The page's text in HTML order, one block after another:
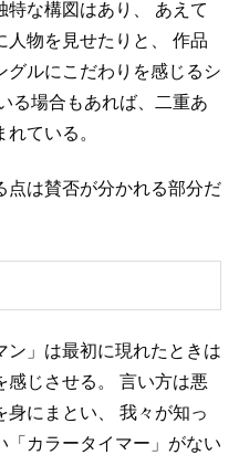
な構図はあり、
あえて
人物を見せたりと、
作品
グルにこだわりを感じるシ
る場合もあれば、二重あ
ている。
点は賛否が分かれる部分だ
ン」は最初に現れたときは
じさせる。
言い方は悪
にまとい、
我々が知っ
「カラータイマー」がない